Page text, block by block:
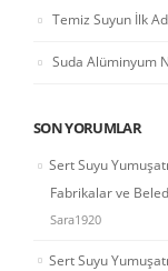
Temiz Suyun İlk
Suda Alüminyum
SON YORUMLAR
Sert Suyu
Fabrikalar ve
Sara1920
Sert Suyu